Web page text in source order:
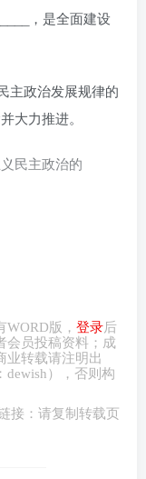
，是全面建设
主政治发展规律的
大力推进。
民主政治的
的制度程序，而
作主。
要解决的问题，
WORD版， 登录后
会员投稿资料；成
业转载请注明出
dewish ），否则构
接：请复制转载页